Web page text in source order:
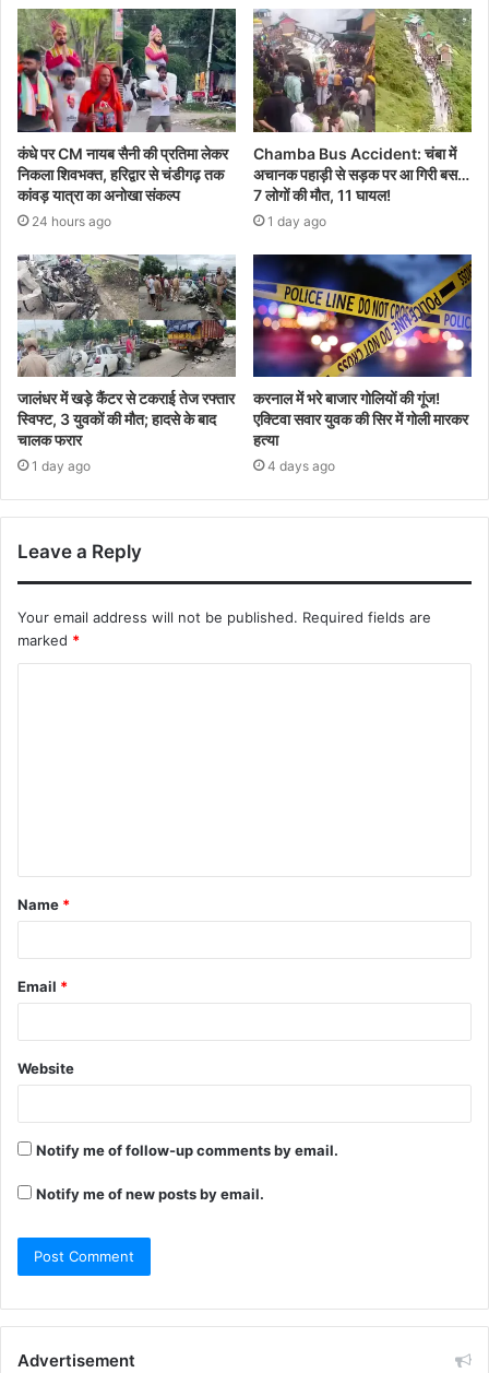
कंधे पर CM नायब सैनी की प्रतिमा लेकर
निकला शिवभक्त, हरिद्वार से चंडीगढ़ तक
कांवड़ यात्रा का अनोखा संकल्प
24 hours ago
Chamba Bus Accident: चंबा में
अचानक पहाड़ी से सड़क पर आ गिरी बस…
7 लोगों की मौत, 11 घायल!
1 day ago
जालंधर में खड़े कैंटर से टकराई तेज रफ्तार
स्विफ्ट, 3 युवकों की मौत; हादसे के बाद
चालक फरार
1 day ago
करनाल में भरे बाजार गोलियों की गूंज!
एक्टिवा सवार युवक की सिर में गोली मारकर
हत्या
4 days ago
Leave a Reply
Your email address will not be published. Required fields are
marked *
Name *
Email *
Website
Notify me of follow-up comments by email.
Notify me of new posts by email.
Advertisement